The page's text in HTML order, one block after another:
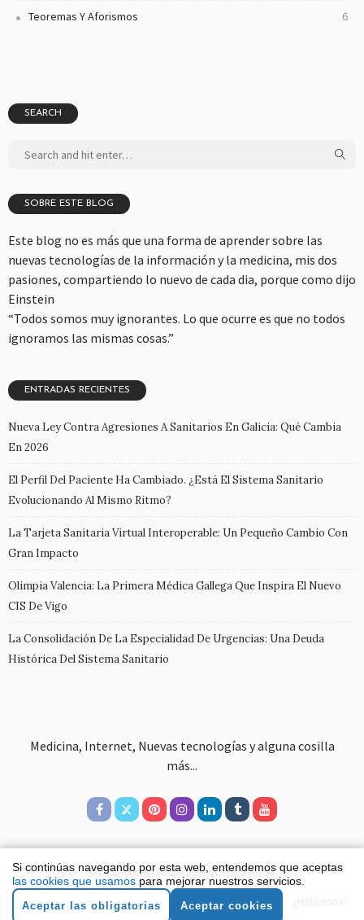
Teoremas Y Aforismos 6
SEARCH
SOBRE ESTE BLOG
Este blog no es más que una forma de aprender sobre las
nuevas tecnologías de la información y la medicina, mis dos
pasiones, compartiendo lo nuevo de cada dia, porque como dijo
Einstein
“Todos somos muy ignorantes. Lo que ocurre es que no todos
ignoramos las mismas cosas.”
ENTRADAS RECIENTES
Nueva Ley Contra Agresiones A Sanitarios En Galicia: Qué Cambia
En 2026
El Perfil Del Paciente Ha Cambiado. ¿Está El Sistema Sanitario
Evolucionando Al Mismo Ritmo?
La Tarjeta Sanitaria Virtual Interoperable: Un Pequeño Cambio Con
Gran Impacto
Olimpia Valencia: La Primera Médica Gallega Que Inspira El Nuevo
CIS De Vigo
La Consolidación De La Especialidad De Urgencias: Una Deuda
Histórica Del Sistema Sanitario
Medicina, Internet, Nuevas tecnologías y alguna cosilla
más...
© Copyright 2020 Víctor Julio Quesada Varela
Aviso legal Política de cookies Política de privacidad
Si continúas navegando por esta web, entendemos que aceptas
las cookies que usamos para mejorar nuestros servicios.
Aceptar las obligatorias Aceptar cookies